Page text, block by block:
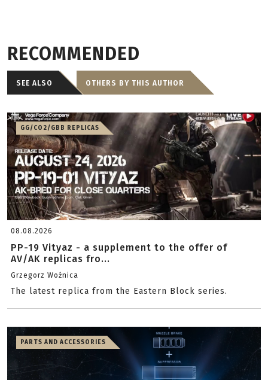
RECOMMENDED
SEE ALSO OTHERS BY THIS AUTHOR
GG/CO2/GBB REPLICAS
08.08.2026
PP-19 Vityaz - a supplement to the offer of
AV/AK replicas fro...
Grzegorz Woźnica
The latest replica from the Eastern Block series.
PARTS AND ACCESSORIES